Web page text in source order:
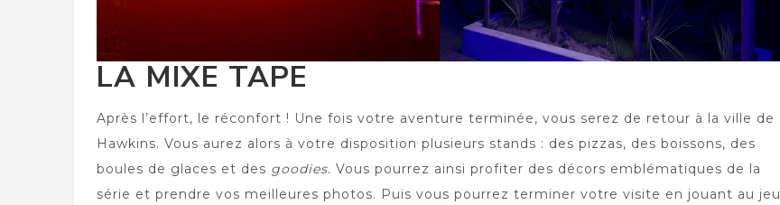
LA MIXE TAPE
Après l’effort, le réconfort ! Une fois votre aventure terminée, vous serez de retour à la ville de
Hawkins. Vous aurez alors à votre disposition plusieurs stands : des pizzas, des boissons, des
boules de glaces et des goodies. Vous pourrez ainsi profiter des décors emblématiques de la
série et prendre vos meilleures photos. Puis vous pourrez terminer votre visite en jouant au jeu